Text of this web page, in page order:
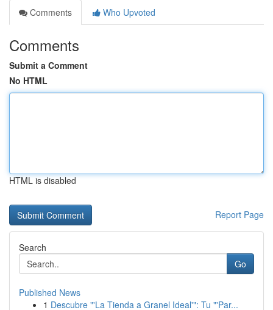
Comments
Who Upvoted
Comments
Submit a Comment
No HTML
HTML is disabled
Report Page
Search
Go
Published News
1 Descubre "'La Tienda a Granel Ideal'": Tu "'Par...